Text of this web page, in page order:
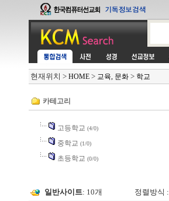
현재위치 > HOME > 교육, 문화 > 학교
카테고리
고등학교 (4/0)
중학교 (1/0)
초등학교 (0/0)
일반사이트: 10개 정렬방식 :